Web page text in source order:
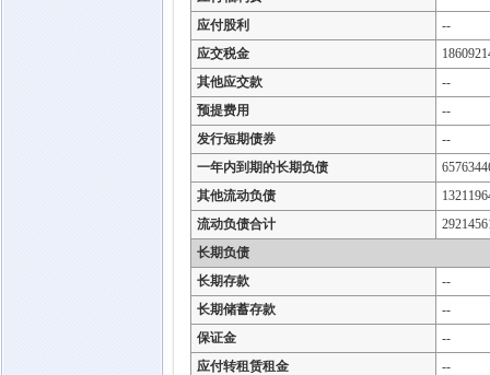
应付股利
--
应交税金
其他应交款
--
预提费用
--
发行短期债券
--
一年内到期的长期负债
其他流动负债
流动负债合计
长期负债
长期存款
--
长期储蓄存款
--
保证金
--
应付转租赁租金
--